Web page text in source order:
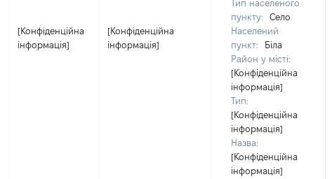
[Конфіденційна
інформація]
[Конфіденційна
інформація]
Тип населеного
пункту:
Село
Населений
пункт:
Біла
Район у місті:
[Конфіденційна
інформація]
Тип:
[Конфіденційна
інформація]
Назва:
[Конфіденційна
інформація]